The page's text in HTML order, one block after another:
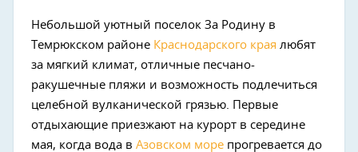
Небольшой уютный поселок За Родину в
Темрюкском районе Краснодарского края любят
за мягкий климат, отличные песчано-
ракушечные пляжи и возможность подлечиться
целебной вулканической грязью. Первые
отдыхающие приезжают на курорт в середине
мая, когда вода в Азовском море прогревается до